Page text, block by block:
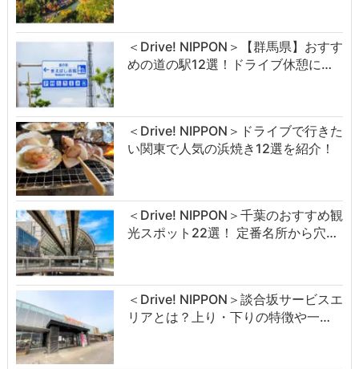
＜Drive! NIPPON＞【群馬県】おすす
めの道の駅12選！ドライブ休憩に…
＜Drive! NIPPON＞ドライブで行きた
い関東で人気の浜焼き12選を紹介！
＜Drive! NIPPON＞千葉のおすすめ観
光スポット22選！ 定番名所から穴…
＜Drive! NIPPON＞談合坂サービスエ
リアとは？上り・下りの特徴や一…